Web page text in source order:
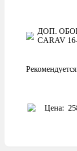
ДОП.
CARAV
Цена: